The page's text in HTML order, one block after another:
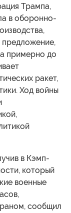
Трампа,
в оборонно-
предложение,
примерно до
ракет,
Ход войны
в Кэмп-
который
военные
сообщил